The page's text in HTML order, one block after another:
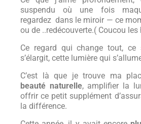
suspendu où une fois
regardez dans le miroir — ce
ou de ..redécouverte.( Coucou les
Ce regard qui change tout, ce
s’élargit, cette lumière qui
C’est là que je trouve ma
beauté naturelle, amplifier la
offrir ce petit supplément
la différence.